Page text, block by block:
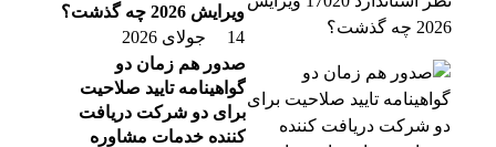
ویرایش 2026 چه گذشت؟
14 جولای 2026
صدور هم زمان دو
گواهینامه تایید صلاحیت
برای دو شرکت دریافت
کننده خدمات مشاوره